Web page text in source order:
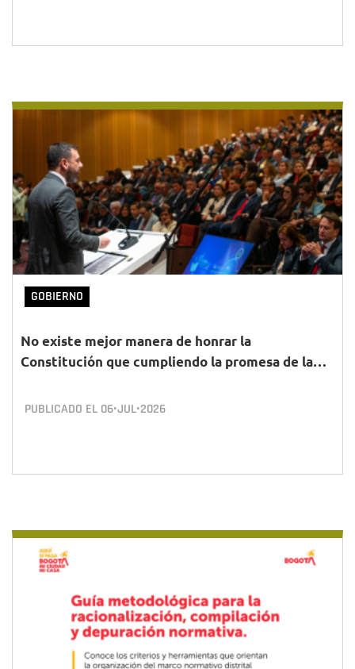
GOBIERNO
No existe mejor manera de honrar la
Constitución que cumpliendo la promesa de la…
PUBLICADO EL 06•JUL•2026